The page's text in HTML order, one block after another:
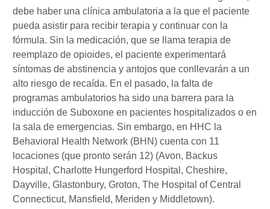
debe haber una clínica ambulatoria a la que el paciente
pueda asistir para recibir terapia y continuar con la
fórmula. Sin la medicación, que se llama terapia de
reemplazo de opioides, el paciente experimentará
síntomas de abstinencia y antojos que conllevarán a un
alto riesgo de recaída. En el pasado, la falta de
programas ambulatorios ha sido una barrera para la
inducción de Suboxone en pacientes hospitalizados o en
la sala de emergencias. Sin embargo, en HHC la
Behavioral Health Network (BHN) cuenta con 11
locaciones (que pronto serán 12) (Avon, Backus
Hospital, Charlotte Hungerford Hospital, Cheshire,
Dayville, Glastonbury, Groton, The Hospital of Central
Connecticut, Mansfield, Meriden y Middletown).